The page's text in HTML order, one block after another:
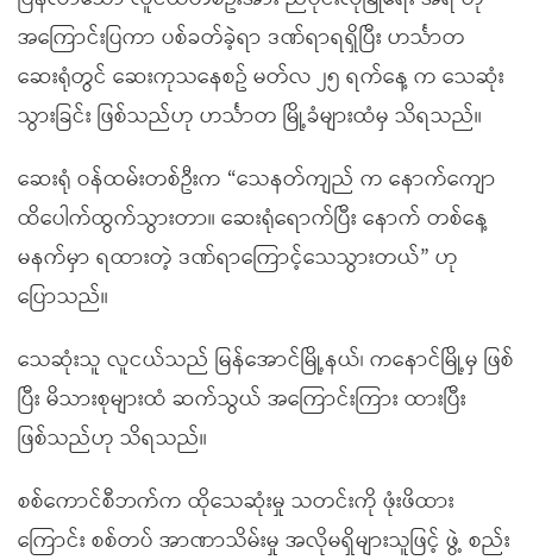
အကြောင်းပြကာ ပစ်ခတ်ခဲ့ရာ ဒဏ်ရာရရှိပြီး ဟင်္သာတ
ဆေးရုံတွင် ဆေးကုသနေစဥ် မတ်လ ၂၅ ရက်နေ့ က သေဆုံး
သွားခြင်း ဖြစ်သည်ဟု ဟင်္သာတ မြို့ခံများထံမှ သိရသည်။
ဆေးရုံ ဝန်ထမ်းတစ်ဦးက “သေနတ်ကျည် က နောက်ကျော
ထိပေါက်ထွက်သွားတာ။ ဆေးရုံရောက်ပြီး နောက် တစ်နေ့
မနက်မှာ ရထားတဲ့ ဒဏ်ရာကြောင့်သေသွားတယ်” ဟု
ပြောသည်။
သေဆုံးသူ လူငယ်သည် မြန်အောင်မြို့နယ်၊ ကနောင်မြို့မှ ဖြစ်
ပြီး မိသားစုများထံ ဆက်သွယ် အကြောင်းကြား ထားပြီး
ဖြစ်သည်ဟု သိရသည်။
စစ်ကောင်စီဘက်က ထိုသေဆုံးမှု သတင်းကို ဖုံးဖိထား
ကြောင်း စစ်တပ် အာဏာသိမ်းမှု အလိုမရှိများသူဖြင့် ဖွဲ့ စည်း